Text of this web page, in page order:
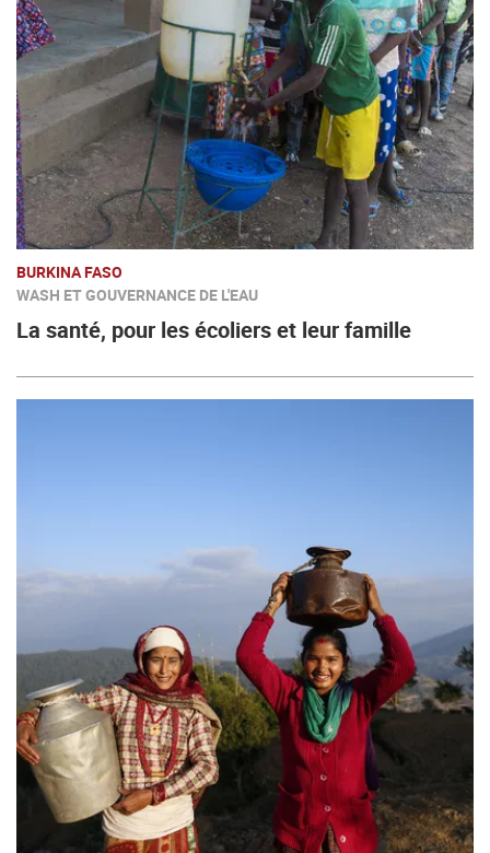
BURKINA FASO
WASH ET GOUVERNANCE DE L'EAU
La santé, pour les écoliers et leur famille